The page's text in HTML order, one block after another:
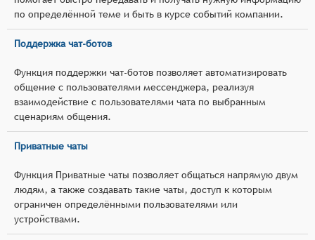
по определённой теме и быть в курсе событий компании.
Поддержка чат-ботов
Функция поддержки чат-ботов позволяет автоматизировать
общение с пользователями мессенджера, реализуя
взаимодействие с пользователями чата по выбранным
сценариям общения.
Приватные чаты
Функция Приватные чаты позволяет общаться напрямую двум
людям, а также создавать такие чаты, доступ к которым
ограничен определёнными пользователями или
устройствами.